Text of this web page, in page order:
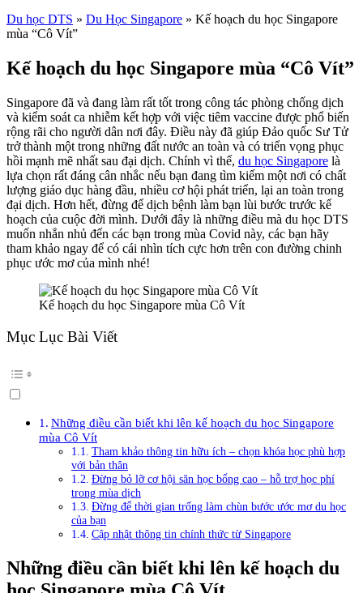
Du học DTS » Du Học Singapore » Kế hoạch du học Singapore
mùa “Cô Vít”
Kế hoạch du học Singapore mùa “Cô Vít”
Singapore đã và đang làm rất tốt trong công tác phòng chống dịch
và kiểm soát ca nhiễm kết hợp với việc tiêm vaccine được phổ biến
rộng rãi cho người dân nơi đây. Điều này đã giúp Đảo quốc Sư Tử
trở thành một trong những đất nước an toàn và có triển vọng phục
hồi mạnh mẽ nhất sau đại dịch. Chính vì thế, du học Singapore là
lựa chọn rất đáng cân nhắc nếu bạn đang tìm kiếm một nơi có chất
lượng giáo dục hàng đầu, nhiều cơ hội phát triển, lại an toàn trong
đại dịch. Hơn hết, đừng để dịch bệnh làm bạn lùi bước trước kế
hoạch của cuộc đời mình. Dưới đây là những điều mà du học DTS
muốn nhắn nhủ đến các bạn trong mùa Covid này, các bạn hãy
tham khảo ngay để có cái nhìn tích cực hơn trên con đường chinh
phục ước mơ của mình nhé!
Kế hoạch du học Singapore mùa Cô Vít
Mục Lục Bài Viết
Những điều cần biết khi lên kế hoạch du học Singapore
mùa Cô Vít
Tham khảo thông tin hữu ích – chọn khóa học phù hợp
với bản thân
Đừng bỏ lỡ cơ hội săn học bổng cao – hỗ trợ học phí
trong mùa dịch
Đừng để thời gian trống làm chùn bước ước mơ du học
của bạn
Cập nhật thông tin chính thức từ Singapore
Những điều cần biết khi lên kế hoạch du